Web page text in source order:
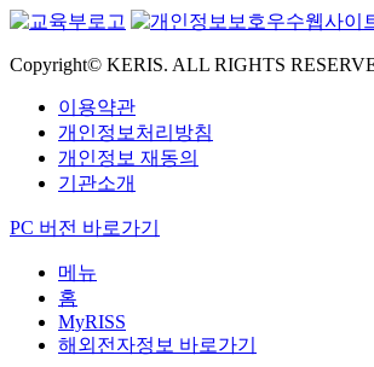
Copyright© KERIS. ALL RIGHTS
이용약관
개인정보처리방침
개인정보 재동의
기관소개
PC 버전 바로가기
메뉴
홈
MyRISS
해외전자정보 바로가기